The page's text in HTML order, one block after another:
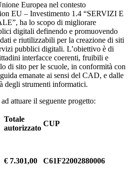
Europea nel contesto
EU – Investimento 1.4 “SERVIZI E
ha lo scopo di migliorare
digitali definendo e promuovendo
e riutilizzabili per la creazione di siti
pubblici digitali. L’obiettivo è di
interfacce coerenti, fruibili e
di sito per le scuole, in conformità con
emanate ai sensi del CAD, e dalle
degli strumenti informatici.
attuare il seguente progetto:
Totale
autorizzato
CUP
€ 7.301,00 C61F22002880006